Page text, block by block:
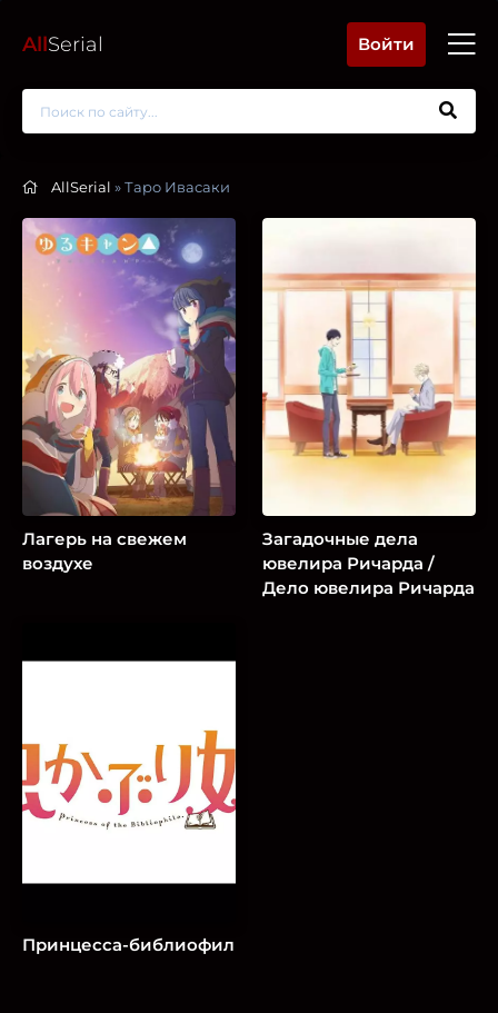
AllSerial Войти
AllSerial » Таро Ивасаки
Лагерь на свежем
воздухе
Загадочные дела
ювелира Ричарда /
Дело ювелира Ричарда
Принцесса-библиофил